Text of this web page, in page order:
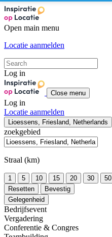
Open main menu
Locatie aanmelden
Log in
Close menu
Log in
Locatie aanmelden
Lioessens, Friesland, Netherlands
zoekgebied
Straal (km)
1 5 10 15 20 30
50
Resetten
Bevestig
Gelegenheid
Bedrijfsevent
Vergadering
Conferentie & Congres